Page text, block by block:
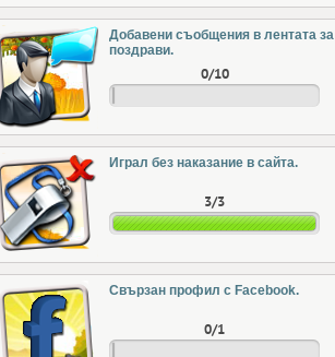
Добавени съобщения в лентата за
поздрави.
0/10
Играл без наказание в сайта.
3/3
Свързан профил с Facebook.
0/1